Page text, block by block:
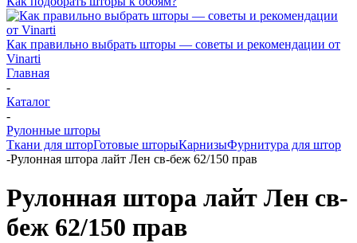
Как правильно выбрать шторы — советы и рекомендации от
Vinarti
Главная
-
Каталог
-
Рулонные шторы
Ткани для шторГотовые шторыКарнизыФурнитура для штор
-Рулонная штора лайт Лен св-беж 62/150 прав
Рулонная штора лайт Лен св-
беж 62/150 прав